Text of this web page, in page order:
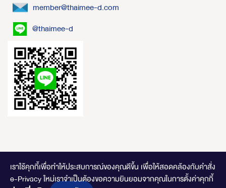
เราใช้คุกกี้เพื่อทำให้ประสบการณ์ของคุณดีขึ้น เพื่อให้สอดคล้องกับคำสั่ง
e-Privacy ใหม่เราจำเป็นต้องขอความยินยอมจากคุณในการตั้งค่าคุกกี้
member@thaimee-d.com
@thaimee-d
ไทยมีดี.com © 2020 Online Store. All Rights Reserved. DESIGNED BYCLICK